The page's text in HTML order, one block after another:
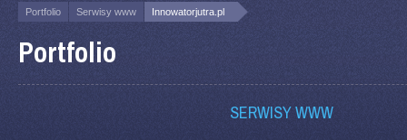
Portfolio Serwisy www Innowatorjutra.pl
Portfolio
SERWISY WWW